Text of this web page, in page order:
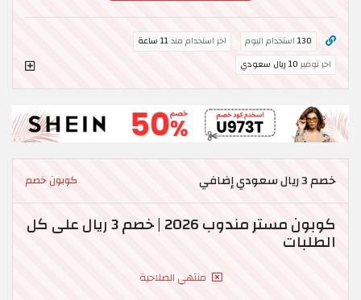
130 استخدام اليوم اخر استخدام منذ11 ساعة
اخر توفير 10 ريال سعودي
خصم 3 ريال سعودي إضافي كوبون خصم
كوبون مستر مندوب 2026 | خصم 3 ريال على كل
الطلبات
منتهي الصلاحية